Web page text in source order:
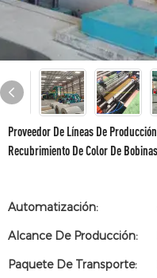
Proveedor De Líneas De
Recubrimiento De Color De
Automatización:
Alcance De Producción:
Paquete De Transporte: